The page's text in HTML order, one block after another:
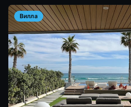
Вилла